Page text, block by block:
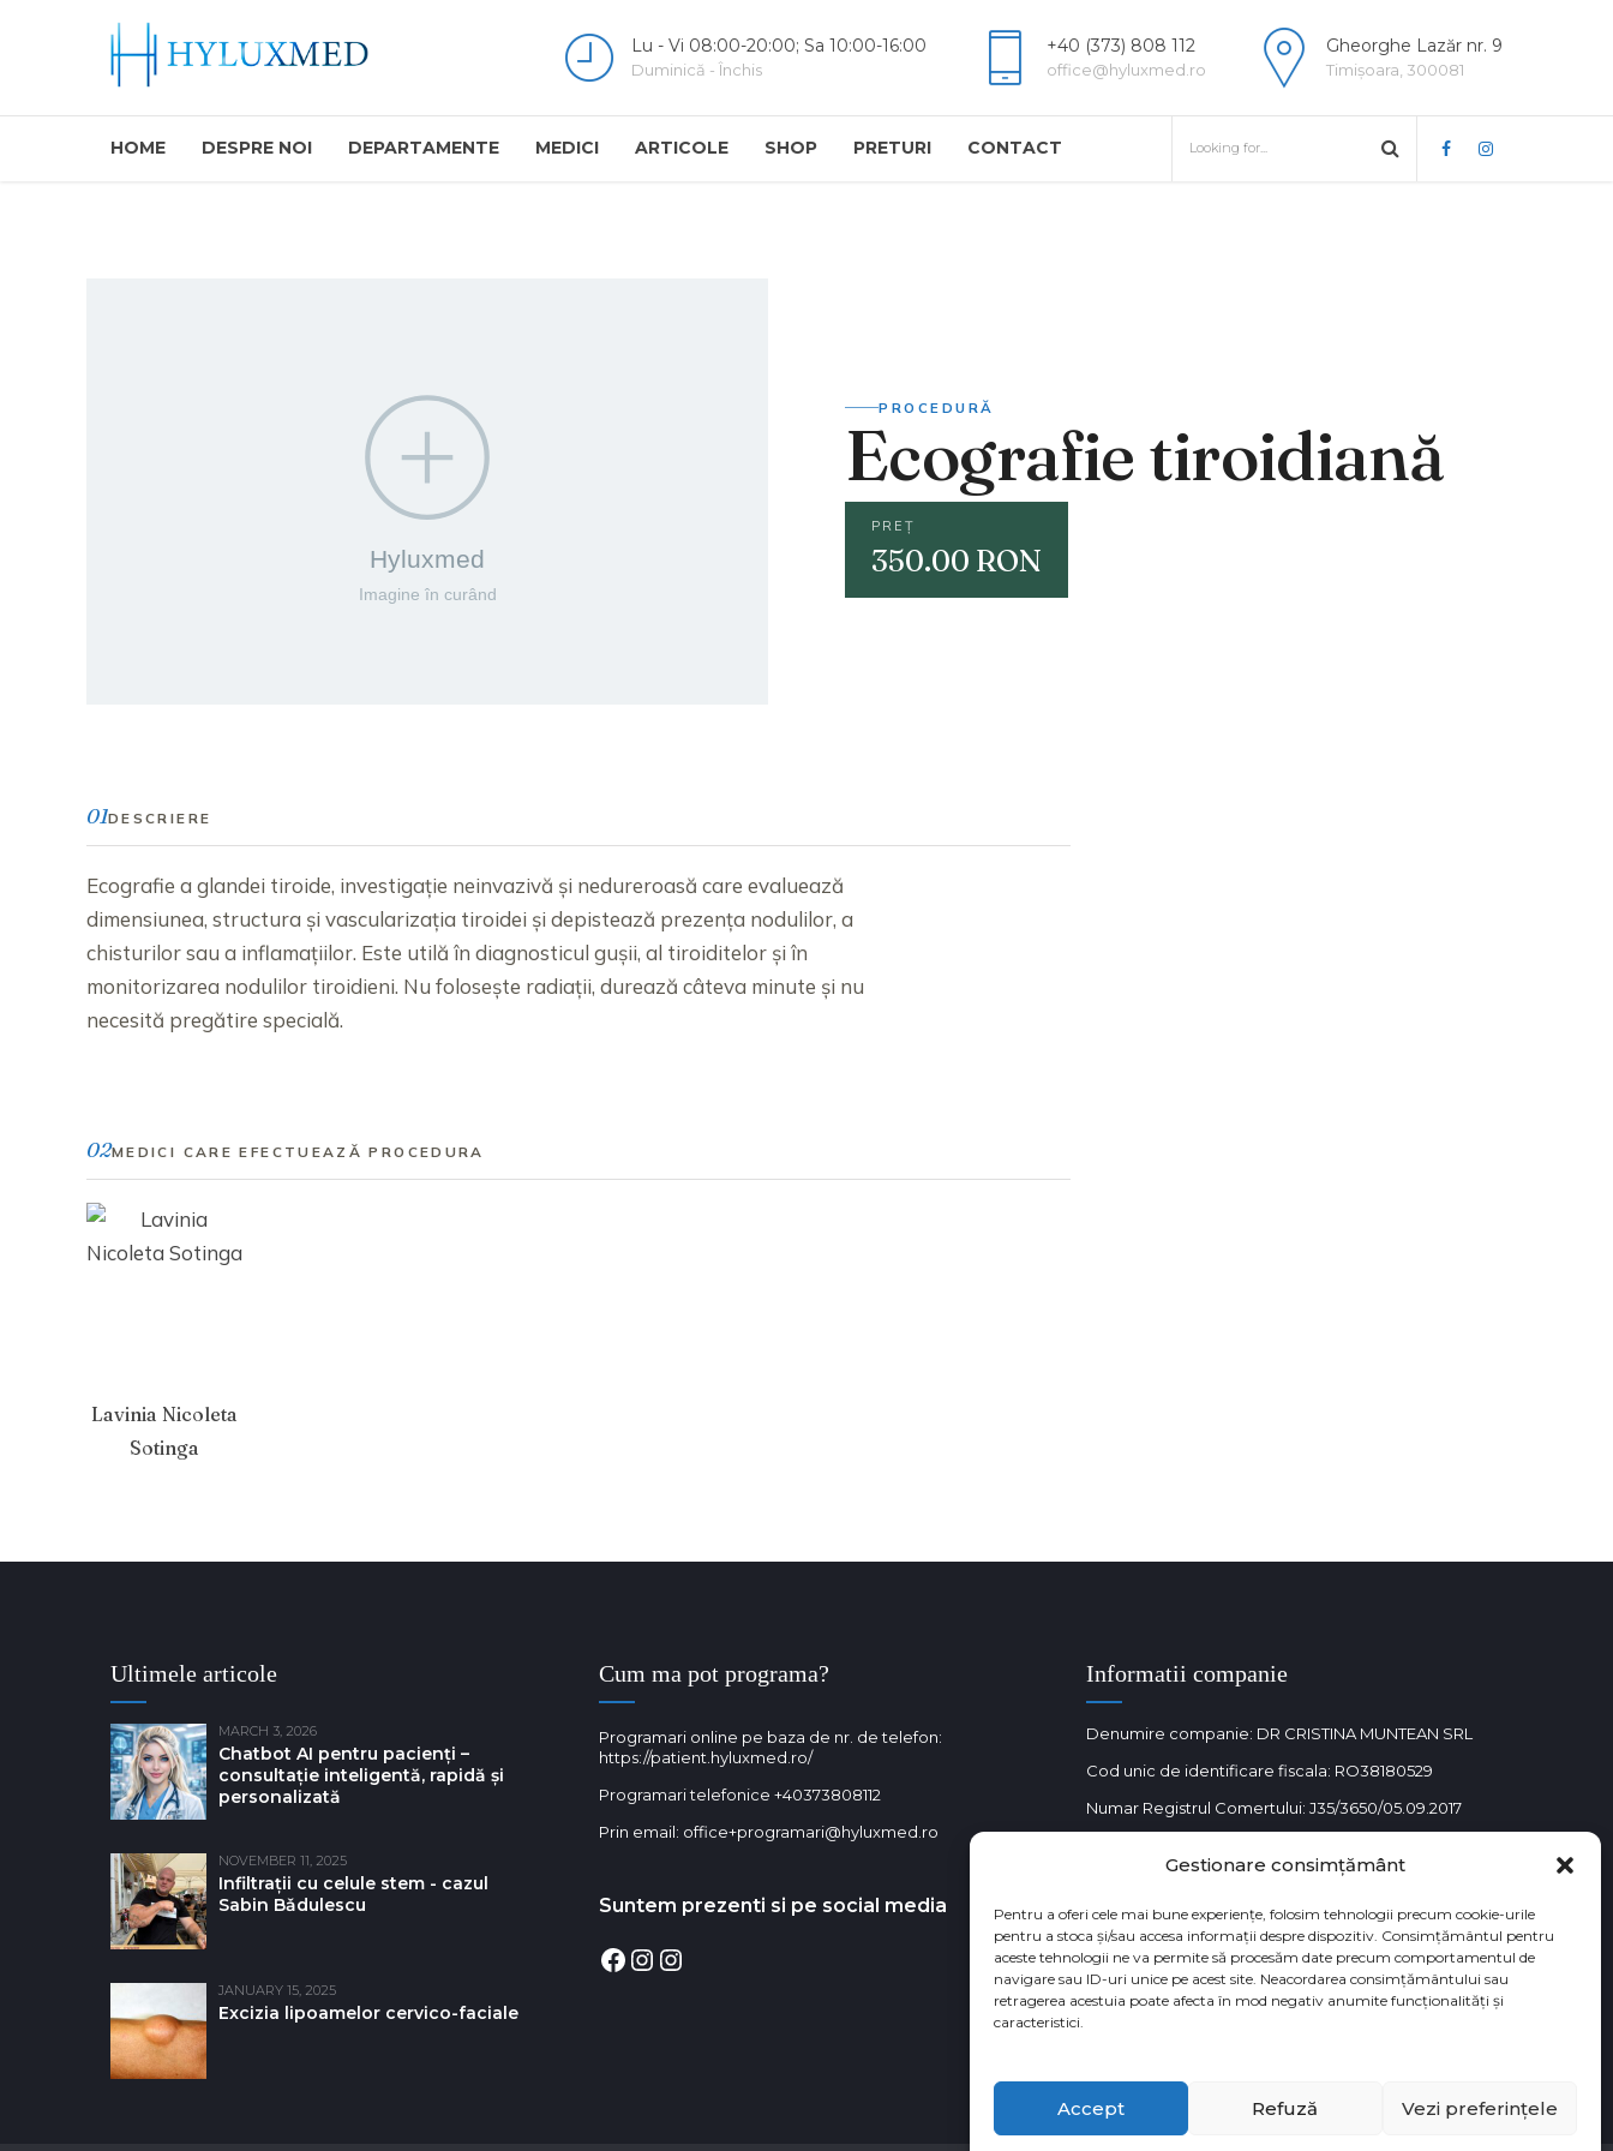
Gestionare consimțământ
Pentru a oferi cele mai bune experiențe, folosim tehnologii precum cookie-urile
pentru a stoca și/sau accesa informații despre dispozitiv. Consimțământul pentru
aceste tehnologii ne va permite să procesăm date precum comportamentul de
navigare sau ID-uri unice pe acest site. Neacordarea consimțământului sau
retragerea acestuia poate afecta în mod negativ anumite funcționalități și
caracteristici.
Accept Refuză Vezi preferințele
Lu - Vi 08:00-20:00; Sa 10:00-16:00
Duminică - Închis
+40 (373) 808 112
office@hyluxmed.ro
Gheorghe Lazăr nr. 9
Timișoara, 300081
HOME DESPRE NOI DEPARTAMENTE MEDICI ARTICOLE SHOP PRETURI CONTACT
PROCEDURĂ
Ecografie tiroidiană
PREȚ
350.00 RON
01DESCRIERE
Ecografie a glandei tiroide, investigație neinvazivă și nedureroasă care evaluează
dimensiunea, structura și vascularizația tiroidei și depistează prezența nodulilor, a
chisturilor sau a inflamațiilor. Este utilă în diagnosticul gușii, al tiroiditelor și în
monitorizarea nodulilor tiroidieni. Nu folosește radiații, durează câteva minute și nu
necesită pregătire specială.
02MEDICI CARE EFECTUEAZĂ PROCEDURA
Lavinia Nicoleta
Sotinga
Ultimele articole
MARCH 3, 2026
Chatbot AI pentru pacienți –
consultație inteligentă, rapidă și
personalizată
NOVEMBER 11, 2025
Infiltrații cu celule stem - cazul
Sabin Bǎdulescu
JANUARY 15, 2025
Excizia lipoamelor cervico-faciale
Cum ma pot programa?
Programari online pe baza de nr. de telefon:
https://patient.hyluxmed.ro/
Programari telefonice +40373808112
Prin email: office+programari@hyluxmed.ro
Suntem prezenti si pe social media
Facebook
Instagram
Instagram
Informatii companie
Denumire companie: DR CRISTINA MUNTEAN SRL
Cod unic de identificare fiscala: RO38180529
Numar Registrul Comertului: J35/3650/05.09.2017